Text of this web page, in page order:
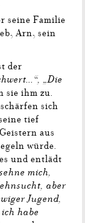
seine Familie
Arn, sein
der
„Die
sie ihm zu.
sich
tief
aus
würde.
und entlädt
mich,
aber
Jugend,
habe